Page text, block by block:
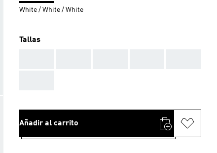
White / White / White
Tallas
Añadir al carrito